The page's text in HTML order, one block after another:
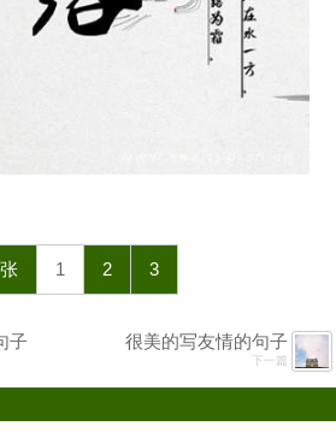
1 2 3
子 很美的写友情的句子
下一篇